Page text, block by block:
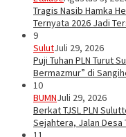
Tragis Nasib Hamka
Ternyata 2026 Jadi
9
SulutJuli 29, 2026
Puji Tuhan PLN Turut
Bermazmur” di
10
BUMNJuli 29, 2026
Berkat TJSL PLN
Sejahtera, Jalan Desa